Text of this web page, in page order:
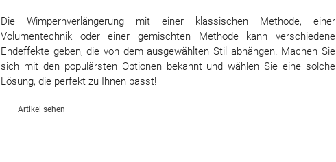
Die Wimpernverlängerung mit einer klassischen Methode, einer
Volumentechnik oder einer gemischten Methode kann verschiedene
Endeffekte geben, die von dem ausgewählten Stil abhängen. Machen Sie
sich mit den populärsten Optionen bekannt und wählen Sie eine solche
Lösung, die perfekt zu Ihnen passt!
Artikel sehen